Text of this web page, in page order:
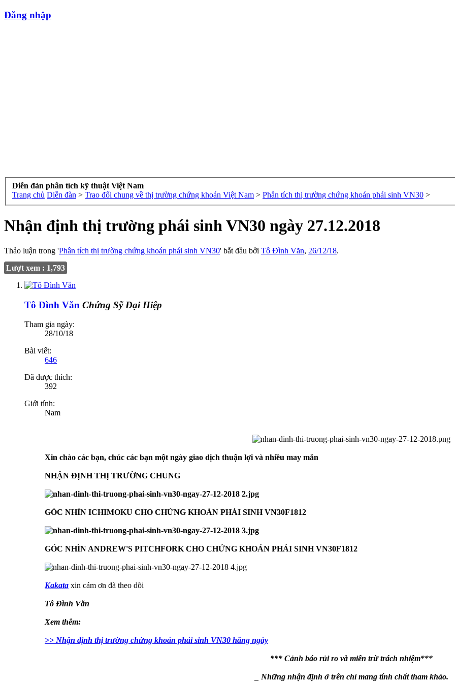
Đăng nhập
Diễn đàn phân tích kỹ thuật Việt Nam
Trang chủ Diễn đàn > Trao đổi chung về thị trường chứng khoán Việt Nam > Phân tích thị trường chứng khoán phái sinh VN30 >
Nhận định thị trường phái sinh VN30 ngày 27.12.2018
Thảo luận trong 'Phân tích thị trường chứng khoán phái sinh VN30' bắt đầu bởi Tô Đình Văn, 26/12/18.
Lượt xem : 1,793
Tô Đình Văn Chứng Sỹ Đại Hiệp
Tham gia ngày:
28/10/18
Bài viết:
646
Đã được thích:
392
Giới tính:
Nam
Xin chào các bạn, chúc các bạn một ngày giao dịch thuận lợi và nhiều may mắn
NHẬN ĐỊNH THỊ TRƯỜNG CHUNG
GÓC NHÌN ICHIMOKU CHO CHỨNG KHOÁN PHÁI SINH VN30F1812
GÓC NHÌN ANDREW'S PITCHFORK CHO CHỨNG KHOÁN PHÁI SINH VN30F1812
Kakata xin cám ơn đã theo dõi
Tô Đình Văn
Xem thêm:
>> Nhận định thị trường chứng khoán phái sinh VN30 hằng ngày
*** Cảnh báo rủi ro và miễn trừ trách nhiệm***
_ Những nhận định ở trên chỉ mang tính chất tham khảo.